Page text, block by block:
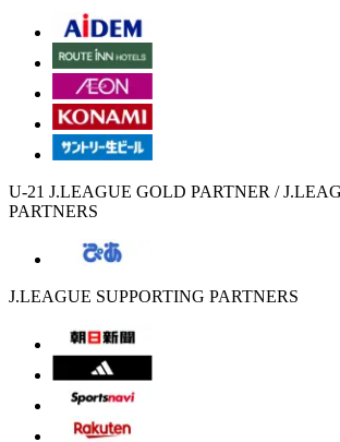
U-21 J.LEAGUE GOLD PARTNER /
PARTNERS
J.LEAGUE SUPPORTING PARTNERS